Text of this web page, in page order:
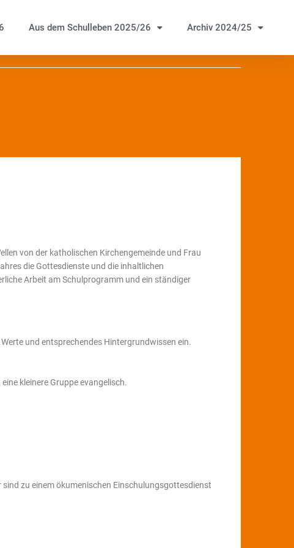
Aus dem Schulleben 2025/26 Archiv 2024/25
von der katholischen Kirchengemeinde und Frau
die Gottesdienste und die inhaltlichen
Arbeit am Schulprogramm und ein ständiger
und entsprechendes Hintergrundwissen ein.
kleinere Gruppe evangelisch.
zu einem ökumenischen Einschulungsgottesdienst